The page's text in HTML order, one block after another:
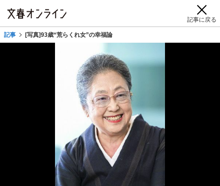
記事に戻る
記事 [写真]93歳“荒らくれ女”の幸福論